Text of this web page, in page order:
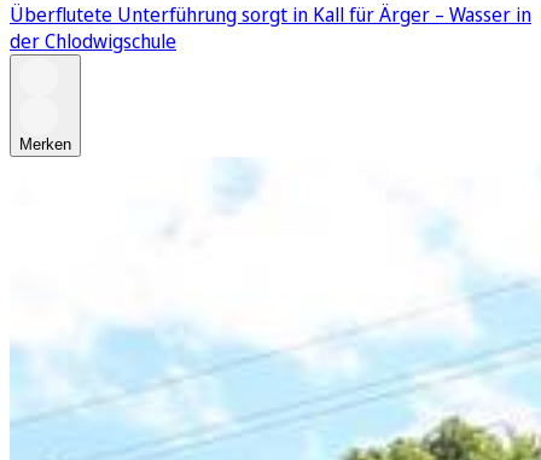
Überflutete Unterführung sorgt in Kall für Ärger – Wasser in
der Chlodwigschule
Merken